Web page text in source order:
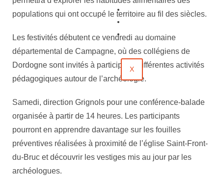
Emploi
Contact
X
populations qui ont occupé le territoire au fil des siècles.
Les festivités débutent ce vendredi au domaine
départemental de Campagne, où des collégiens de
Dordogne sont invités à participer à différentes activités
pédagogiques autour de l’archéologie.
Samedi, direction Grignols pour une conférence-balade
organisée à partir de 14 heures. Les participants
pourront en apprendre davantage sur les fouilles
préventives réalisées à proximité de l’église Saint-Front-
du-Bruc et découvrir les vestiges mis au jour par les
archéologues.